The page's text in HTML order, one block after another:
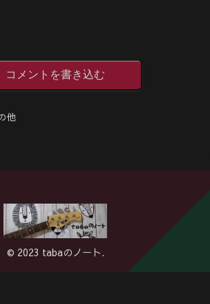
コメントを書き込む
他
© 2023 tabaのノート.